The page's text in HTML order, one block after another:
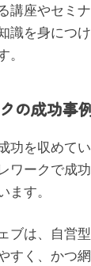
講座やセミ
識を身につ
の成功事
功を収めて
ワークで成
ます。
ブは、自営
すく、かつ